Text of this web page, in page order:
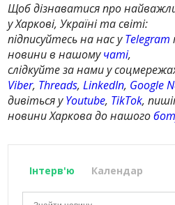
Щоб дізнаватися про
у Харкові, Україні та світі:
підписуйтесь на нас уTelegram
новини в нашомучаті,
слідкуйте за нами у
Viber, Threads,LinkedIn, Google
дивіться уYoutube, TikTok,
новини Харкова до нашого
Інтерв'ю Календар